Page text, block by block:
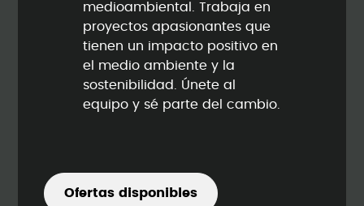
medioambiental. Trabaja en
proyectos apasionantes que
tienen un impacto positivo en
el medio ambiente y la
sostenibilidad. Únete al
equipo y sé parte del cambio.
Ofertas disponibles